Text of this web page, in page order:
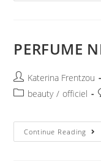
PERFUME
Katerina Frentzou
beauty / officiel
Continue Reading